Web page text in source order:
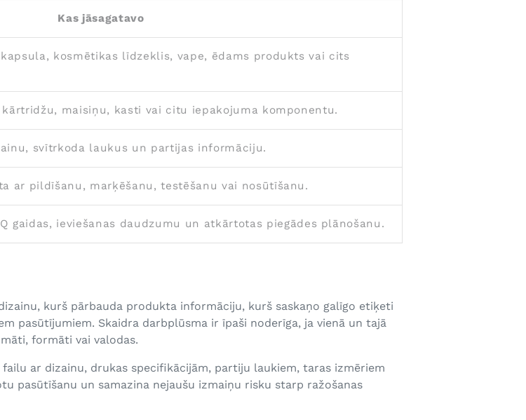
Kas jāsagatavo
kosmētikas līdzeklis, vape, ēdams produkts vai cits
maisiņu, kasti vai citu iepakojuma komponentu.
svītrkoda laukus un partijas informāciju.
ar pildīšanu, marķēšanu, testēšanu vai nosūtīšanu.
gaidas, ieviešanas daudzumu un atkārtotas piegādes plānošanu.
kurš pārbauda produkta informāciju, kurš saskaņo galīgo etiķeti
pasūtījumiem. Skaidra darbplūsma ir īpaši noderīga, ja vienā un tajā
formāti vai valodas.
ar dizainu, drukas specifikācijām, partiju laukiem, taras izmēriem
pasūtīšanu un samazina nejaušu izmaiņu risku starp ražošanas